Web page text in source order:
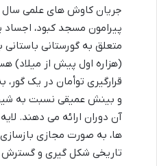
پیرامون مسجد کبود،
متعلق به گورستانی
(هزاره اول پیش از میلاد)
قرارگیری توأمان در یک
و بینش عمیقی نسبت به
آن دوران ارائه می دهند.
ها، به صورت مجازی
تاریخی شکل گیری و گسترش